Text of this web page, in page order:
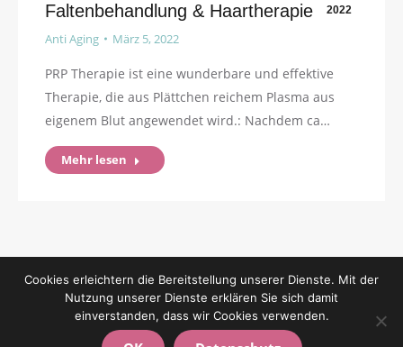
2022
Faltenbehandlung & Haartherapie
Anti Aging März 5, 2022
PRP Therapie ist eine wunderbare und effektive
Therapie, die aus Plättchen reichem Plasma aus
eigenem Blut angewendet wird.: Nachdem ca…
Mehr lesen
Cookies erleichtern die Bereitstellung unserer Dienste. Mit der
Nutzung unserer Dienste erklären Sie sich damit
einverstanden, dass wir Cookies verwenden.